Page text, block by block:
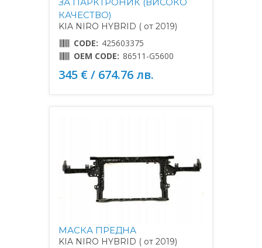
КАЧЕСТВО)
KIA NIRO HYBRID ( от 2019)
CODE: 425603375
OEM CODE: 86511-G5600
345 € / 674.76 лв.
МАСКА ПРЕДНА
KIA NIRO HYBRID ( от 2019)